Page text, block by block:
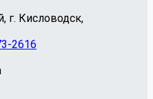
г. Кисловодск,
2616